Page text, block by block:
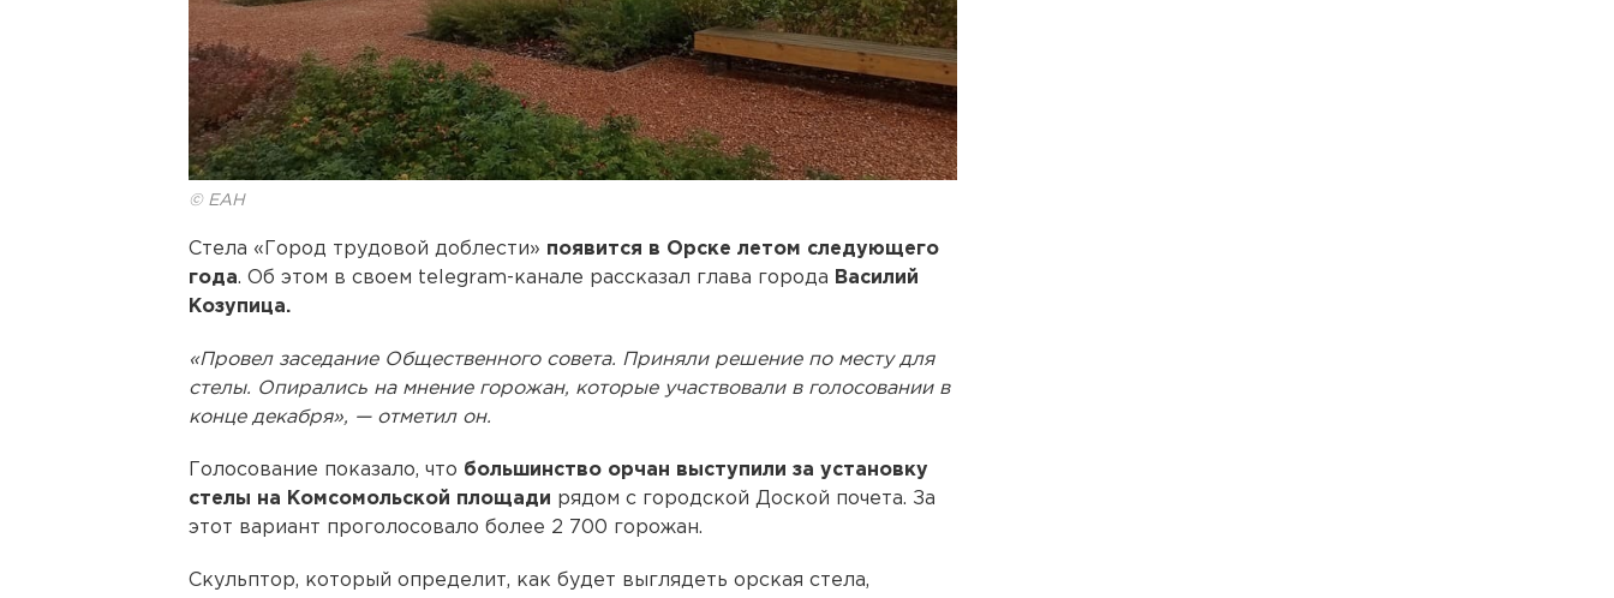
© ЕАН
Стела «Город трудовой доблести» появится в Орске летом следующего
года. Об этом в своем telegram-канале рассказал глава города Василий
Козупица.
«Провел заседание Общественного совета. Приняли решение по месту для
стелы. Опирались на мнение горожан, которые участвовали в голосовании в
конце декабря», — отметил он.
Голосование показало, что большинство орчан выступили за установку
стелы на Комсомольской площади рядом с городской Доской почета. За
этот вариант проголосовало более 2 700 горожан.
Скульптор, который определит, как будет выглядеть орская стела,